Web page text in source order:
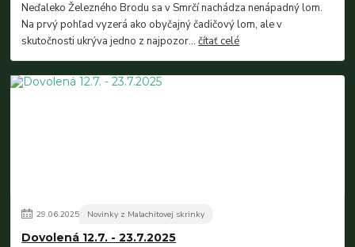
Neďaleko Železného Brodu sa v Smrčí nachádza nenápadný lom.
Na prvý pohľad vyzerá ako obyčajný čadičový lom, ale v
skutočnosti ukrýva jedno z najpozor...čítať celé
29.06.2025 Novinky z Malachitovej skrinky
Dovolená 12.7. - 23.7.2025